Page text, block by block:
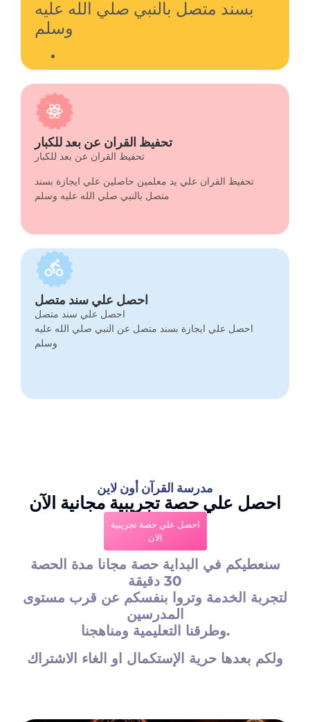
بسند متصل بالنبي صلي الله عليه
وسلم
تحفيظ القران عن بعد للكبار
تحفيظ القران علي يد معلمين حاصلين علي ايجازة بسند
متصل بالنبي صلي الله عليه وسلم
تحفيظ القران علي يد معلمين حاصلين علي ايجازة بسند
متصل بالنبي صلي الله عليه وسلم
احصل علي سند متصل
احصل علي سند متصل
احصل علي ايجازة بسند متصل عن النبي صلي الله عليه
وسلم
احصل علي سند متصل
احصل علي ايجازة بسند متصل عن النبي صلي الله عليه
مدرسة القرآن أون لاين
احصل علي حصة تجريبية مجانية الآن
احصل علي حصة تجريبية
الان
سنعطيكم في البداية حصة مجانا مدة الحصة
30 دقيقة
لتجربة الخدمة وتروا بنفسكم عن قرب مستوى
المدرسين
وطرقنا التعليمية ومناهجنا.
ولكم بعدها حرية الإستكمال او الغاء الاشتراك